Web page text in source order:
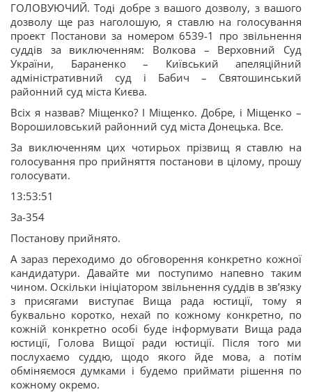
ГОЛОВУЮЧИЙ. Тоді добре з вашого дозволу, з вашого
дозволу ще раз наголошую, я ставлю на голосування
проект Постанови за номером 6539-1 про звільнення
суддів за виключенням: Волкова – Верховний Суд
України, Бараненко – Київський апеляційний
адміністративний суд і Бабич – Святошинський
районний суд міста Києва.
Всіх я назвав? Міщенко? І Міщенко. Добре, і Міщенко –
Ворошиловський районний суд міста Донецька. Все.
За виключенням цих чотирьох прізвищ я ставлю на
голосування про прийняття постанови в цілому, прошу
голосувати.
13:53:51
За-354
Постанову прийнято.
А зараз переходимо до обговорення конкретно кожної
кандидатури. Давайте ми поступимо напевно таким
чином. Оскільки ініціатором звільнення суддів в зв’язку
з присягами виступає Вища рада юстиції, тому я
буквально коротко, нехай по кожному конкретно, по
кожній конкретно особі буде інформувати Вища рада
юстиції, Голова Вищої ради юстиції. Після того ми
послухаємо суддю, щодо якого йде мова, а потім
обміняємося думками і будемо приймати рішення по
кожному окремо.